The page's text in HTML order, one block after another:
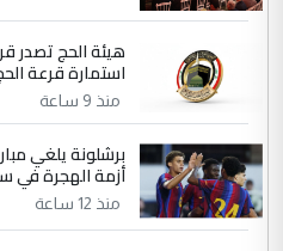
هيئة الحج تصدر
استمارة قرعة
منذ 9 ساعة
برشلونة يلغي
أزمة الهجرة في
منذ 12 ساعة